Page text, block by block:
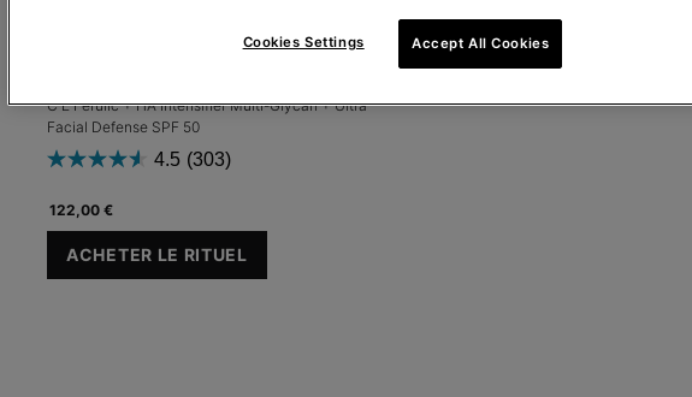
Routine Découverte Best-Sellers
C E Ferulic + HA Intensifier Multi-Glycan + Ultra
Facial Defense SPF 50
4.5 (303)
122,00 €
ACHETER LE RITUEL
ROUTINE DÉCOUVERTE BEST-SELLERS
Cookies Settings Accept All Cookies